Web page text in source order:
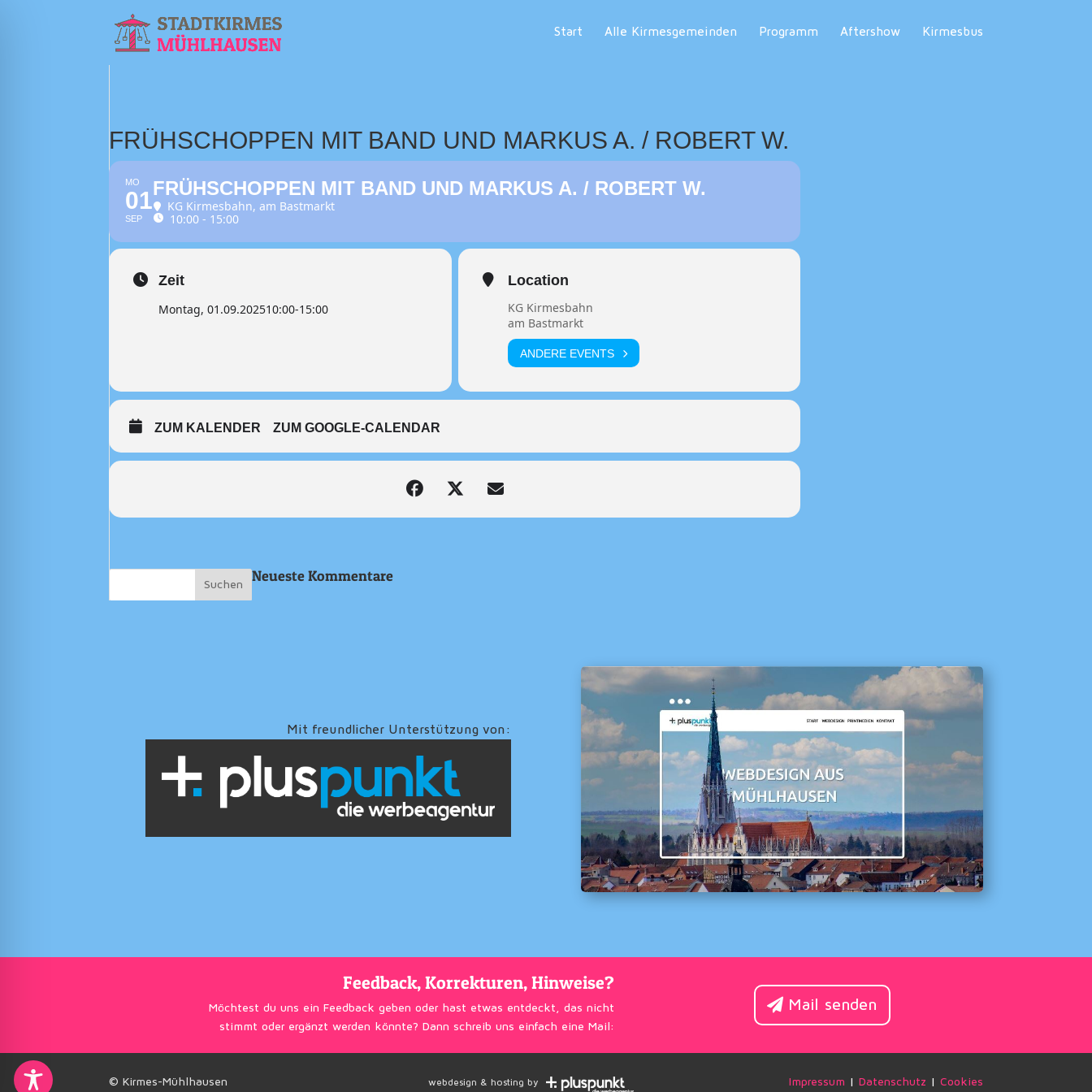
Start Alle Kirmesgemeinden Programm Aftershow Kirmesbus
FRÜHSCHOPPEN MIT BAND UND MARKUS A. / ROBERT W.
MO
01
SEP
FRÜHSCHOPPEN MIT BAND UND MARKUS A. / ROBERT W.
KG Kirmesbahn, am Bastmarkt
10:00 - 15:00
Zeit
Montag, 01.09.202510:00-15:00
Location
KG Kirmesbahn
am Bastmarkt
ANDERE EVENTS
ZUM KALENDER ZUM GOOGLE-CALENDAR
Neueste Kommentare
Mit freundlicher Unterstützung von:
Feedback, Korrekturen, Hinweise?
Möchtest du uns ein Feedback geben oder hast etwas entdeckt, das nicht
stimmt oder ergänzt werden könnte? Dann schreib uns einfach eine Mail:
Mail senden
© Kirmes-Mühlhausen webdesign & hosting by Impressum Datenschutz Cookies